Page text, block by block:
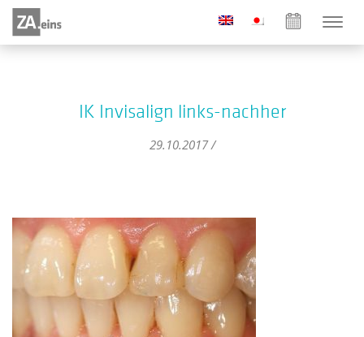
IK Invisalign links-nachher
29.10.2017 /